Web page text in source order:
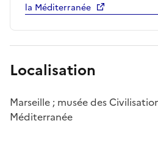
la Méditerranée
Localisation
Marseille ; musée des
Méditerranée